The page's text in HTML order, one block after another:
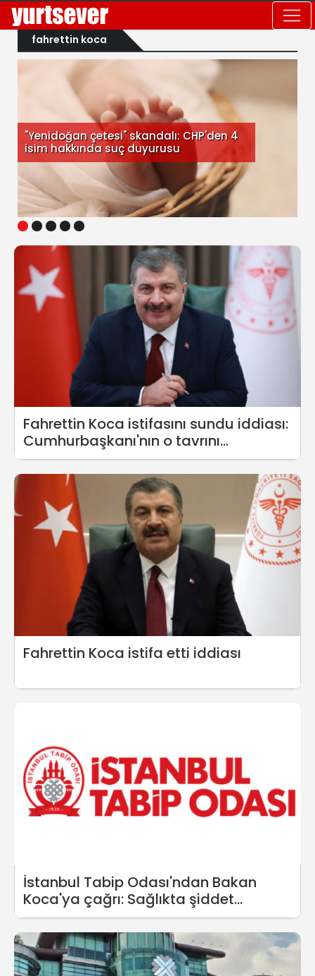
fahrettin koca
1 2 3 4 5
"Yenidoğan çetesi" skandalı: CHP'den 4
isim hakkında suç duyurusu
Fahrettin Koca istifasını sundu iddiası:
Cumhurbaşkanı'nın o tavrını
sindiremedi
Fahrettin Koca istifa etti iddiası
İstanbul Tabip Odası'ndan Bakan
Koca'ya çağrı: Sağlıkta şiddet
vakaları artabilir